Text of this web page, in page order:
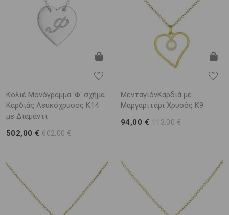
Κολιέ Μονόγραμμα 'Φ' σχήμα
Καρδιάς Λευκόχρυσος K14
με Διαμάντι
502,00 €602,00 €
ΜενταγιόνΚαρδιά με
Μαργαριτάρι Χρυσός K9
94,00 € 113,00 €